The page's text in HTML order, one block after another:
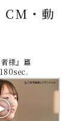
CM・動
者様』篇